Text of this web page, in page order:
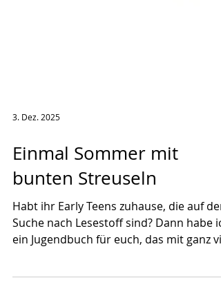
3. Dez. 2025
Einmal Sommer mit
bunten Streuseln
Habt ihr Early Teens zuhause, die auf der
ein Jugendbuch für euch, das mit ganz